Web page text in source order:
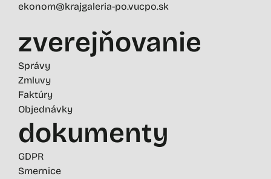
ekonom@krajgaleria-po.vucpo.sk
zverejňovanie
Správy
Zmluvy
Faktúry
Objednávky
dokumenty
GDPR
Smernice